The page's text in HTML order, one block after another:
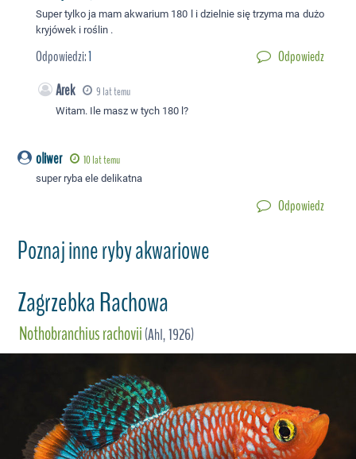
Super tylko ja mam akwarium 180 l i dzielnie się trzyma ma dużo
kryjówek i roślin .
Odpowiedzi:1 Odpowiedz
Arek 9 lat temu
Witam. Ile masz w tych 180 l?
oliwer 10 lat temu
super ryba ele delikatna
Odpowiedz
Poznaj inne ryby akwariowe
Zagrzebka Rachowa
Nothobranchius rachovii(Ahl, 1926)